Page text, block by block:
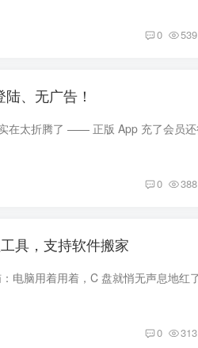
0 539
、无广告！
0 388
具，支持软件搬家
0 313